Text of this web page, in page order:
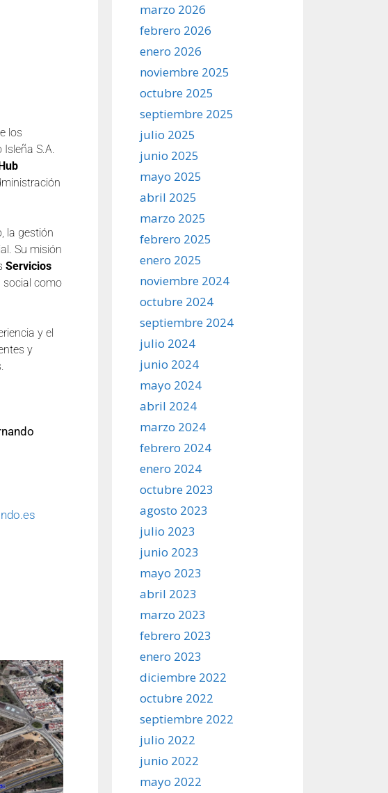
los
S.A.
la gestión
Su misión
Servicios
social como
y el
y
marzo 2026
febrero 2026
enero 2026
noviembre 2025
octubre 2025
septiembre 2025
julio 2025
junio 2025
mayo 2025
abril 2025
marzo 2025
febrero 2025
enero 2025
noviembre 2024
octubre 2024
septiembre 2024
julio 2024
junio 2024
mayo 2024
abril 2024
marzo 2024
febrero 2024
enero 2024
octubre 2023
agosto 2023
julio 2023
junio 2023
mayo 2023
abril 2023
marzo 2023
febrero 2023
enero 2023
diciembre 2022
octubre 2022
septiembre 2022
julio 2022
junio 2022
mayo 2022